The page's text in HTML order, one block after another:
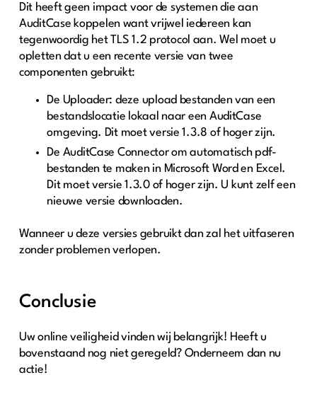
Dit heeft geen impact voor de systemen die aan
AuditCase koppelen want vrijwel iedereen kan
tegenwoordig het TLS 1.2 protocol aan. Wel moet u
opletten dat u een recente versie van twee
componenten gebruikt:
De Uploader: deze upload bestanden van een
bestandslocatie lokaal naar een AuditCase
omgeving. Dit moet versie 1.3.8 of hoger zijn.
De AuditCase Connector om automatisch pdf-
bestanden te maken in Microsoft Word en Excel.
Dit moet versie 1.3.0 of hoger zijn. U kunt zelf een
nieuwe versie downloaden.
Wanneer u deze versies gebruikt dan zal het uitfaseren
zonder problemen verlopen.
Conclusie
Uw online veiligheid vinden wij belangrijk! Heeft u
bovenstaand nog niet geregeld? Onderneem dan nu
actie!